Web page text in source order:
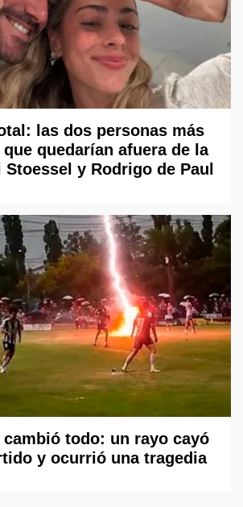
las dos personas más
quedarían afuera de la
Stoessel y Rodrigo de Paul
todo: un rayo cayó
y ocurrió una tragedia